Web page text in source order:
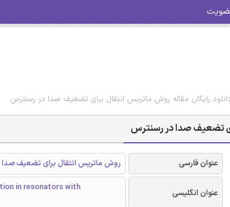
رایگان مقاله روش ماتریس انتقال برای تضعیف صدا در رسنترس
تضعیف صدا در رسنترس
عنوان فارسی روش ماتریس انتقال برای تضعیف صدا
عنوان انگلیسی
in resonators with